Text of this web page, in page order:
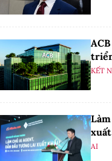
KẾT
AI